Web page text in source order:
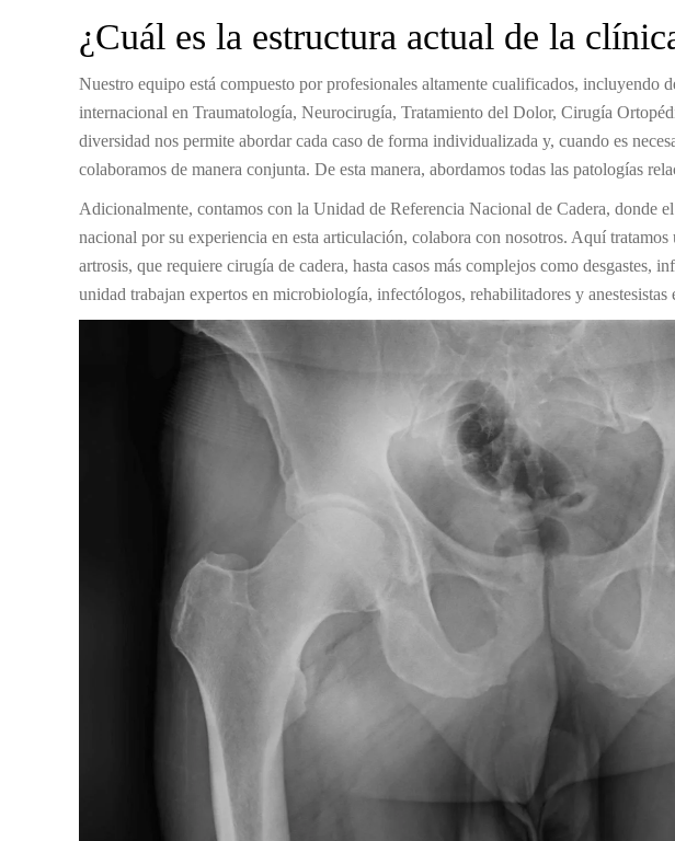
¿Cuál es la estructura actual de la
Nuestro equipo está compuesto por profesionales altamente cualificados, incluyendo
internacional en Traumatología, Neurocirugía, Tratamiento del Dolor, Cirugía
diversidad nos permite abordar cada caso de forma individualizada y, cuando es
colaboramos de manera conjunta. De esta manera, abordamos todas las patologías
Adicionalmente, contamos con la Unidad de Referencia Nacional de Cadera, donde
nacional por su experiencia en esta articulación, colabora con nosotros. Aquí tratamos
artrosis, que requiere cirugía de cadera, hasta casos más complejos como desgastes,
unidad trabajan expertos en microbiología, infectólogos, rehabilitadores y anestesistas